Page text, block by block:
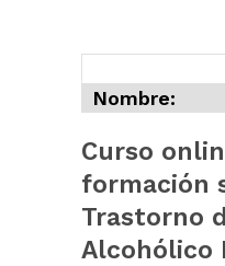
Nombre:
Curso
formación
Trastorno
Alcohólico